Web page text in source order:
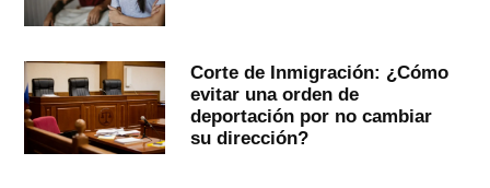
Corte de Inmigración: ¿Cómo
evitar una orden de
deportación por no cambiar
su dirección?